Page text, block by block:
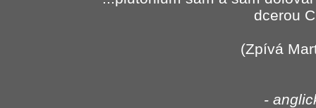
dcerou
(Zpívá
-